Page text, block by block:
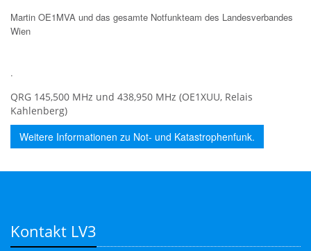
Martin OE1MVA und das gesamte Notfunkteam des Landesverbandes
Wien
.
QRG 145,500 MHz und 438,950 MHz (OE1XUU, Relais
Kahlenberg)
Weitere Informationen zu Not- und Katastrophenfunk.
Kontakt LV3